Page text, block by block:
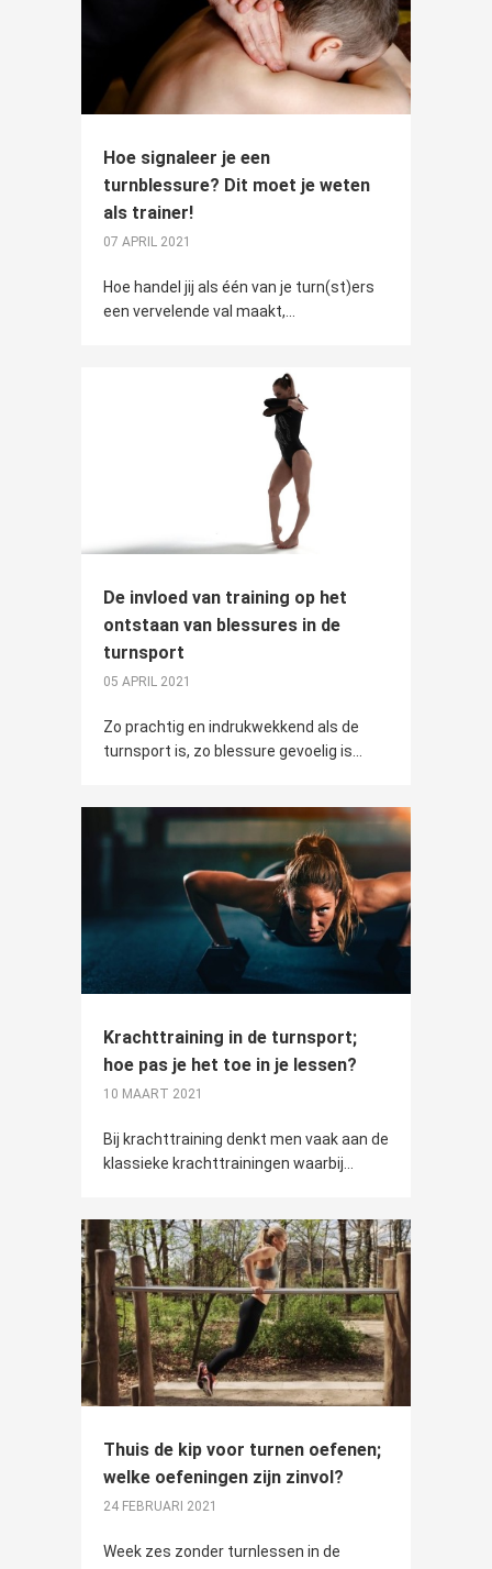
Hoe signaleer je een
turnblessure? Dit moet je weten
als trainer!
07 APRIL 2021
Hoe handel jij als één van je turn(st)ers
een vervelende val maakt,...
De invloed van training op het
ontstaan van blessures in de
turnsport
05 APRIL 2021
Zo prachtig en indrukwekkend als de
turnsport is, zo blessure gevoelig is...
Krachttraining in de turnsport;
hoe pas je het toe in je lessen?
10 MAART 2021
Bij krachttraining denkt men vaak aan de
klassieke krachttrainingen waarbij...
Thuis de kip voor turnen oefenen;
welke oefeningen zijn zinvol?
24 FEBRUARI 2021
Week zes zonder turnlessen in de